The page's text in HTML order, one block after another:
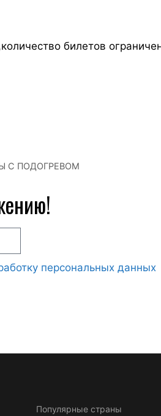
билетов
С ПОДОГРЕВОМ
персональных данных
Популярные страны